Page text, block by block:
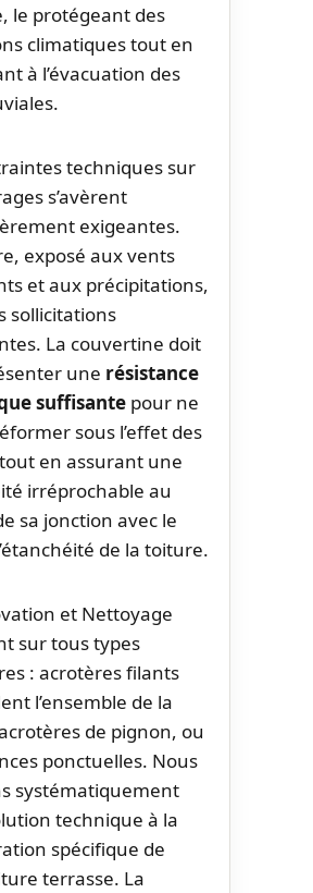
le protégeant des
climatiques tout en
à l’évacuation des
techniques sur
s’avèrent
exigeantes.
exposé aux vents
et aux précipitations,
sollicitations
La couvertine doit
une résistance
suffisante pour ne
sous l’effet des
en assurant une
irréprochable au
sa jonction avec le
de la toiture.
et Nettoyage
sur tous types
: acrotères filants
l’ensemble de la
de pignon, ou
ponctuelles. Nous
systématiquement
technique à la
spécifique de
terrasse. La